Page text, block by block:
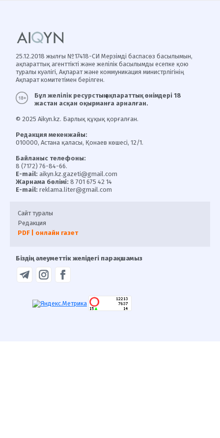
25.12.2018 жылғы №17418-СИ Мерзімді баспасөз басылымын,
ақпараттық агенттікті және желілік басылымды есепке қою
туралы куәлігі, Ақпарат және коммуникация министрлігінің
Ақпарат комитетімен берілген.
Бұл желілік ресурстың ақпараттық өнімдері 18
жастан асқан оқырманға арналған.
© 2025 Aikyn.kz. Барлық құқық қорғалған.
Редакция мекенжайы:
010000, Астана қаласы, Қонаев көшесі, 12/1.
Байланыс телефоны:
8 (7172) 76-84-66.
E-mail: aikyn.kz.gazeti@gmail.com
Жарнама бөлімі: 8 701 675 42 14
E-mail: reklama.liter@gmail.com
Сайт туралы
Редакция
PDF | онлайн газет
Біздің әлеуметтік желідегі парақшамыз